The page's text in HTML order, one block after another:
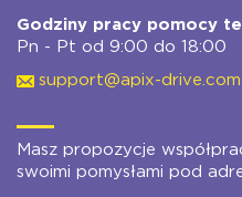
Godziny pracy pomocy
Pn - Pt od 9:00 do 18:00
support@apix-drive.com
Masz propozycje
swoimi pomysłami pod